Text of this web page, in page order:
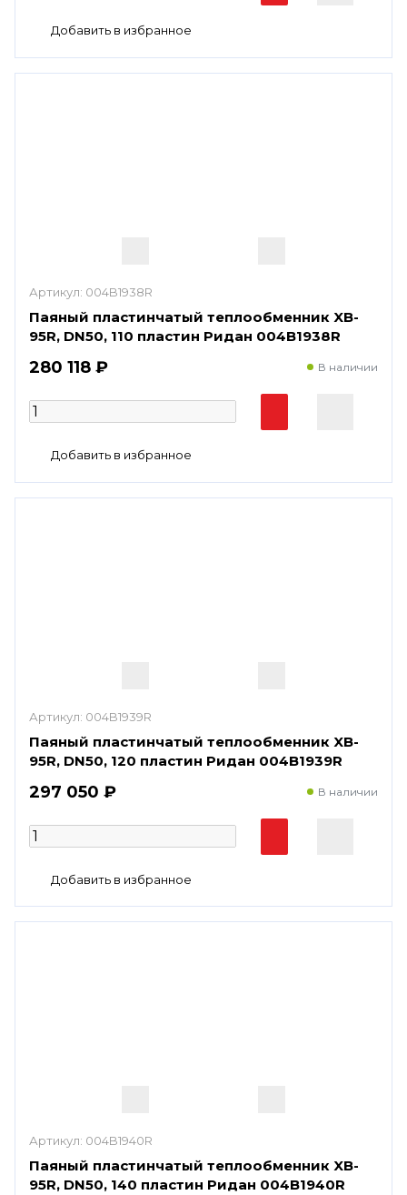
Артикул: 004B1938R
Паяный пластинчатый теплообменник XB-
95R, DN50, 110 пластин Ридан 004B1938R
280 118 ₽ В наличии
Артикул: 004B1939R
Паяный пластинчатый теплообменник XB-
95R, DN50, 120 пластин Ридан 004B1939R
297 050 ₽ В наличии
Артикул: 004B1940R
Паяный пластинчатый теплообменник XB-
95R, DN50, 140 пластин Ридан 004B1940R